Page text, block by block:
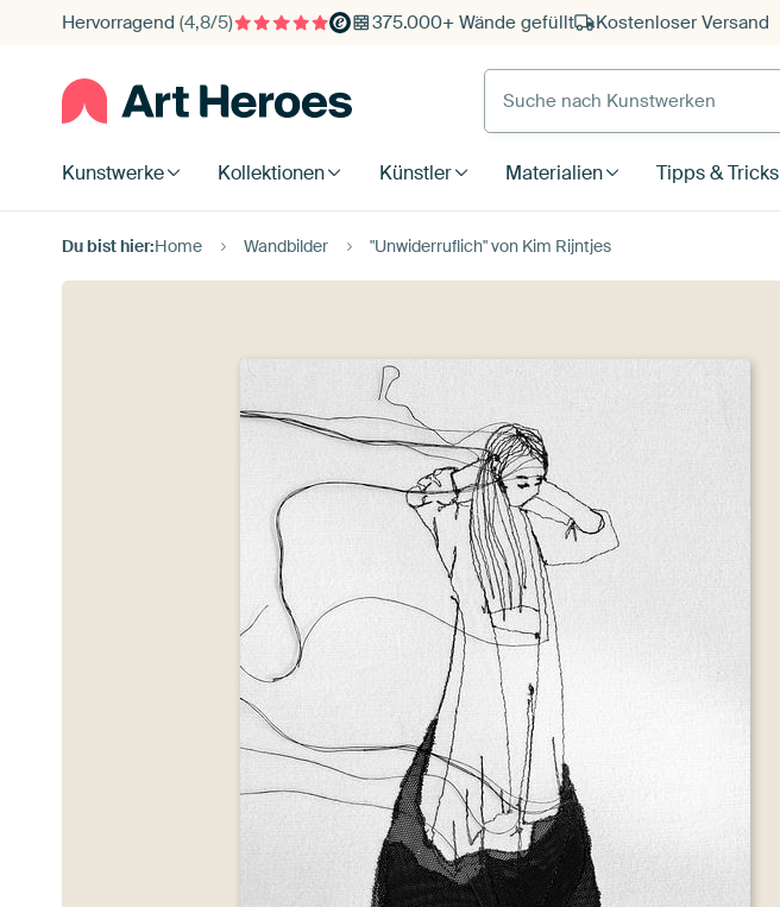
Hervorragend (4,8/5) 375.000+ Wände gefüllt Kostenloser Versand
Suche nach Kunstwerken
Kunstwerke Kollektionen Künstler Materialien Tipps & Tricks
Du bist hier:Home Wandbilder "Unwiderruflich" von Kim Rijntjes